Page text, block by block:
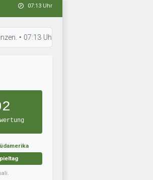
07:13 Uhr
Uhr: BFC Fürstenwalde trainiert